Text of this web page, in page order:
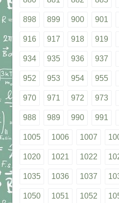
898 899 900 901
916 917 918 919
934 935 936 937
952 953 954 955
970 971 972 973
988 989 990 991
1005 1006 1007
1020 1021 1022
1035 1036 1037
1050 1051 1052